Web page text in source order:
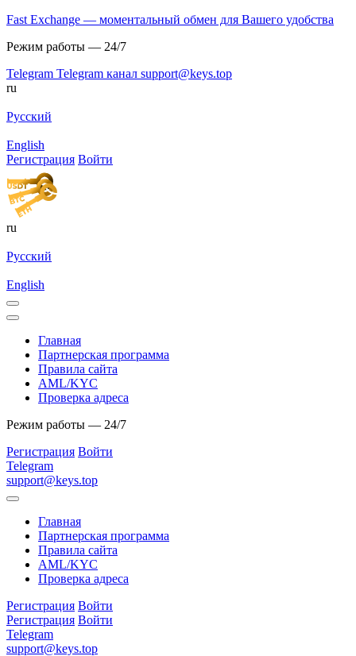
Fast Exchange — моментальный обмен для Вашего удобства
Режим работы — 24/7
Telegram Telegram канал support@keys.top
ru
Русский
English
Регистрация Войти
ru
Русский
English
Главная
Партнерская программа
Правила сайта
AML/KYC
Проверка адреса
Режим работы — 24/7
Регистрация Войти
Telegram
support@keys.top
Главная
Партнерская программа
Правила сайта
AML/KYC
Проверка адреса
Регистрация Войти
Регистрация Войти
Telegram
support@keys.top